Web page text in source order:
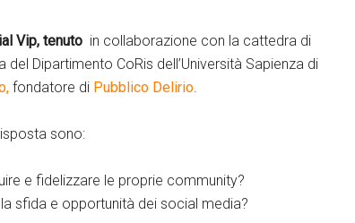
Vip, tenuto in collaborazione con la cattedra di
Dipartimento CoRis dell’Università Sapienza di
fondatore di Pubblico Delirio.
sono:
e fidelizzare le proprie community?
sfida e opportunità dei social media?